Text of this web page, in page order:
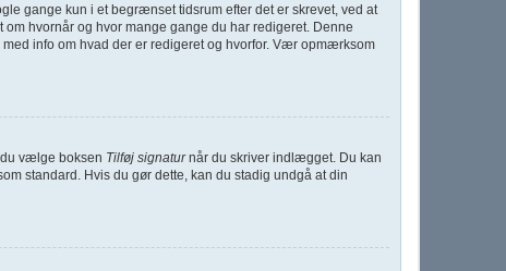
gange kun i et begrænset tidsrum efter det er skrevet, ved at
hvornår og hvor mange gange du har redigeret. Denne
info om hvad der er redigeret og hvorfor. Vær opmærksom
vælge boksen Tilføj signaturnår du skriver indlægget. Du kan
standard. Hvis du gør dette, kan du stadig undgå at din